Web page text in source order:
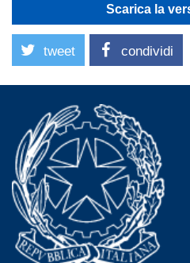
Scarica la
tweet condividi